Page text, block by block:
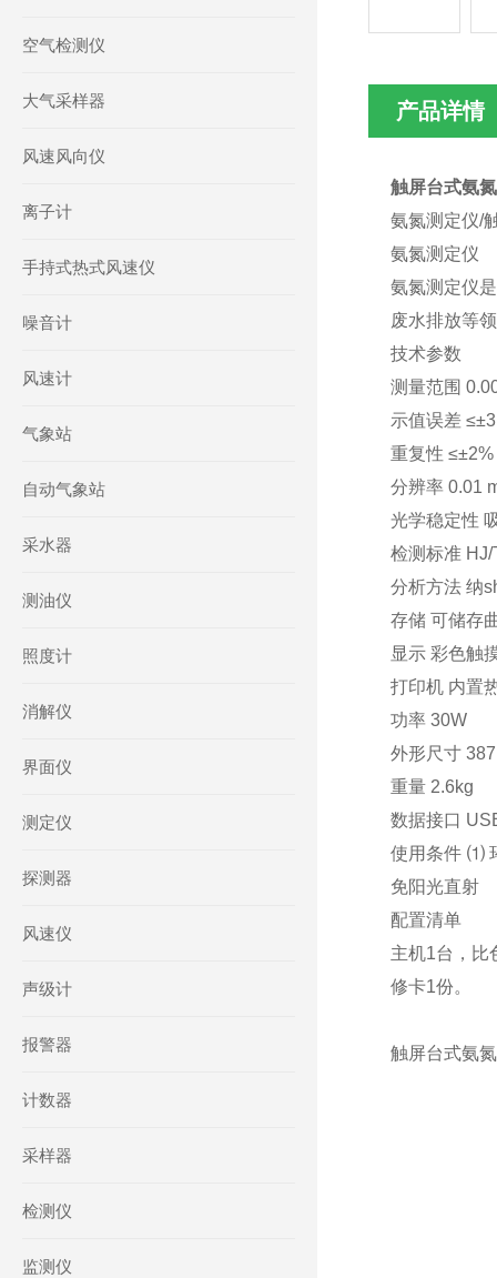
空气检测仪
大气采样器
风速风向仪
离子计
手持式热式风速仪
噪音计
风速计
气象站
自动气象站
采水器
测油仪
照度计
消解仪
界面仪
测定仪
探测器
风速仪
声级计
报警器
计数器
采样器
检测仪
监测仪
产品详情
触屏台式氨
氨氮测定仪/
氨氮测定仪
氨氮测定仪
废水排放等
技术参数
测量范围
示值误差
重复性 ≤±2%
分辨率 0.01
光学稳定性
检测标准
分析方法 纳
存储 可储存
显示 彩色触
打印机 内置
功率 30W
外形尺寸
重量 2.6kg
数据接口
使用条件 ⑴
免阳光直射
配置清单
主机1台，比
修卡1份。
触屏台式氨